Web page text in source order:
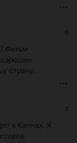
9
страну.
7
в Каннах. Я